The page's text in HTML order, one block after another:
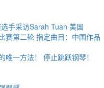
手采访Sarah Tuan 美国
赛第二轮 指定曲目：中国作品
一方法！ 停止跳跃钢琴！